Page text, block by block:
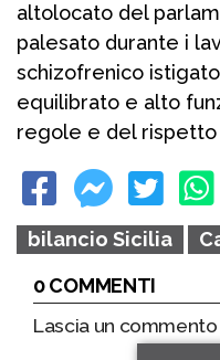
altolocato del
palesato durante i
schizofrenico
equilibrato e alto
regole e del rispetto
bilancio Sicilia
0 COMMENTI
Lascia un commento